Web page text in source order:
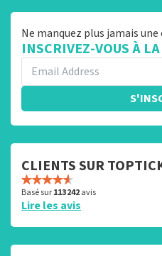
Ne manquez plus jamais une
INSCRIVEZ-VOUS À
CLIENTS SUR
Basé sur113 242avis
Lire les avis